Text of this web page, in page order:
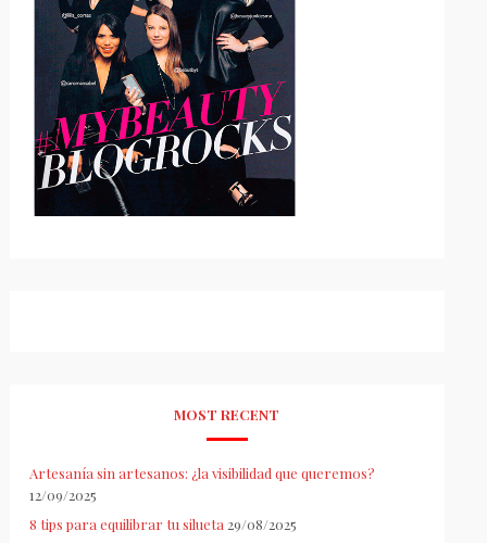
MOST RECENT
Artesanía sin artesanos: ¿la visibilidad que queremos?
12/09/2025
8 tips para equilibrar tu silueta 29/08/2025